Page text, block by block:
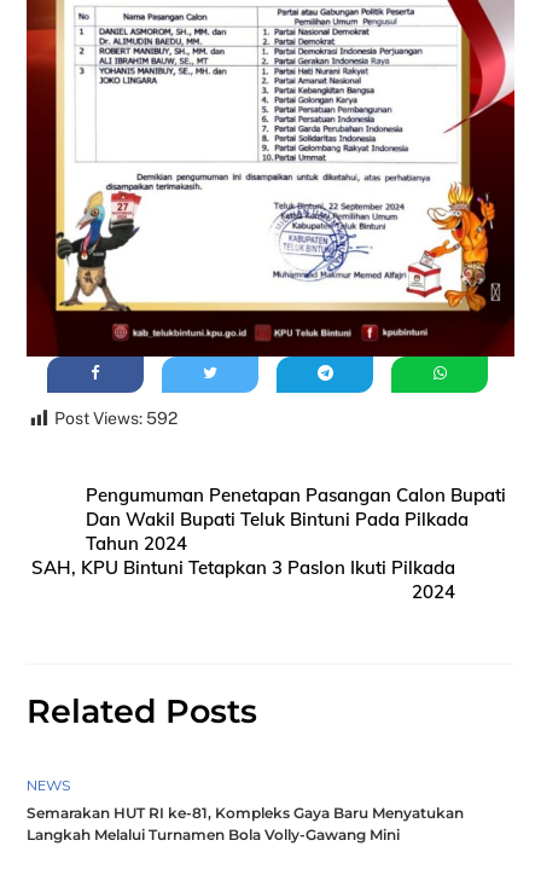
Post Views: 592
Pengumuman Penetapan Pasangan Calon Bupati
Dan Wakil Bupati Teluk Bintuni Pada Pilkada
Tahun 2024
SAH, KPU Bintuni Tetapkan 3 Paslon Ikuti Pilkada
2024
Related Posts
NEWS
Semarakan HUT RI ke-81, Kompleks Gaya Baru Menyatukan
Langkah Melalui Turnamen Bola Volly-Gawang Mini